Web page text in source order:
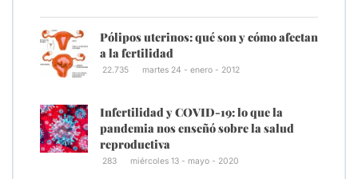
Pólipos uterinos: qué son y cómo afectan
a la fertilidad
22.735 martes 24 - enero - 2012
Infertilidad y COVID-19: lo que la
pandemia nos enseñó sobre la salud
reproductiva
283 miércoles 13 - mayo - 2020